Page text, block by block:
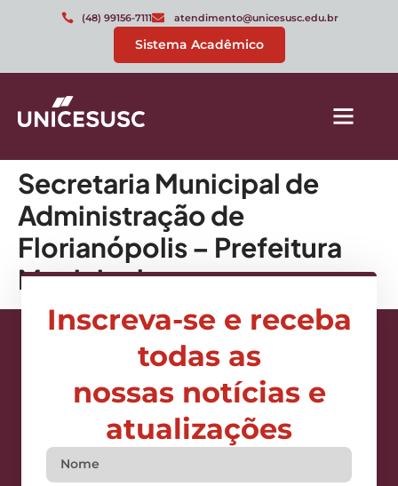
(48) 99156-7111 atendimento@unicesusc.edu.br
Sistema Acadêmico
Secretaria Municipal de
Administração de
Florianópolis – Prefeitura
Municipal
Inscreva-se e receba
todas as
nossas notícias e
atualizações